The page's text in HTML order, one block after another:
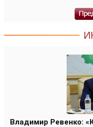
Владимир Ревенко: